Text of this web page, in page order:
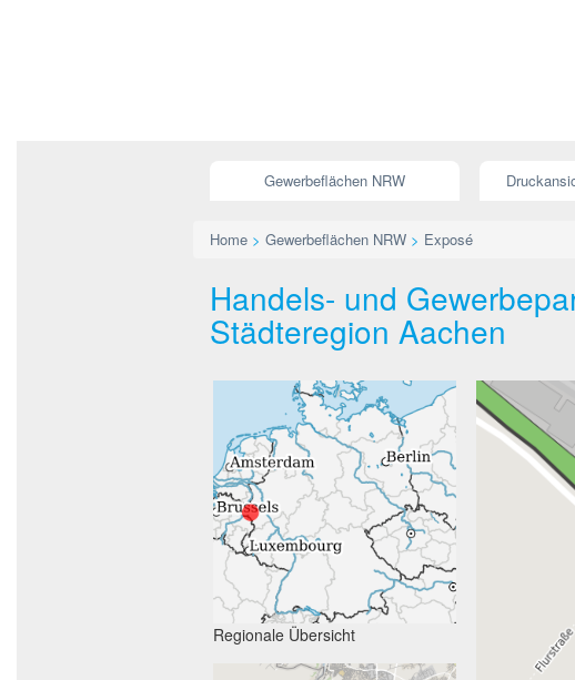
Gewerbeflächen NRW
Home > Gewerbeflächen NRW > Exposé
Handels- und
Städteregion Aachen
Regionale Übersicht